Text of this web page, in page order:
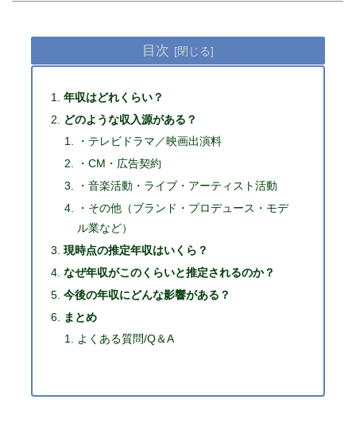
目次
年収はどれくらい？
どのような収入源がある？
・テレビドラマ／映画出演料
・CM・広告契約
・音楽活動・ライブ・アーティスト活動
・その他（ブランド・プロデュース・モデ
ル業など）
現時点の推定年収はいくら？
なぜ年収がこのくらいと推定されるのか？
今後の年収にどんな影響がある？
まとめ
よくある質問/Q＆A